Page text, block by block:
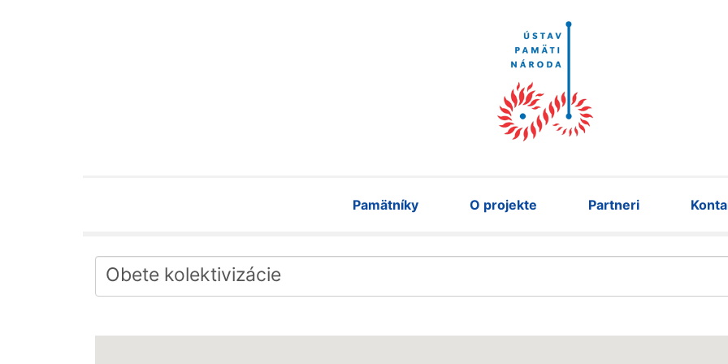
Pamätníky O projekte Partneri
Obete kolektivizácie